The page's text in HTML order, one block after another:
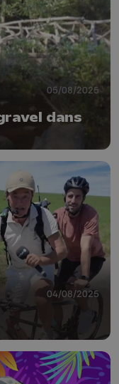
05/08/2025
dans
04/08/2025